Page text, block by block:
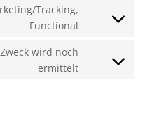
service
Tracking,
Functional
Consent
service
Zweck wird noch
ermittelt
Consent